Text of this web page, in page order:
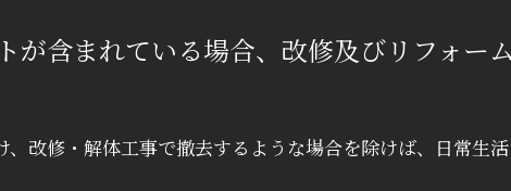
が含まれている場合、改修及びリフォー
改修・解体工事で撤去するような場合を除けば、日常生